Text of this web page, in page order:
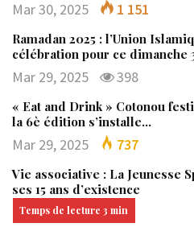
Mar 30, 2025 1 151
Ramadan 2025 : l’Union
célébration pour ce dimanche
Mar 29, 2025 398
« Eat and Drink » Cotonou
la 6è édition s’installe…
Mar 29, 2025 737
Vie associative : La Jeunesse
ses 15 ans d’existence